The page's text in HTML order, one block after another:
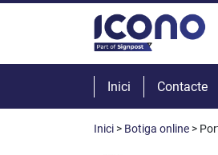
Inici Contacte
Inici > Botiga online >